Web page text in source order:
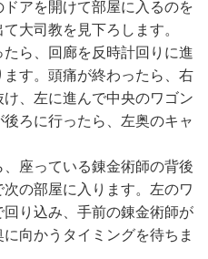
アを開けて部屋に入るのを
大司教を見下ろします。
ら、回廊を反時計回りに進
す。頭痛が終わったら、右
、左に進んで中央のワゴン
ろに行ったら、左奥のキャ
座っている錬金術師の背後
の部屋に入ります。左のワ
り込み、手前の錬金術師が
向かうタイミングを待ちま